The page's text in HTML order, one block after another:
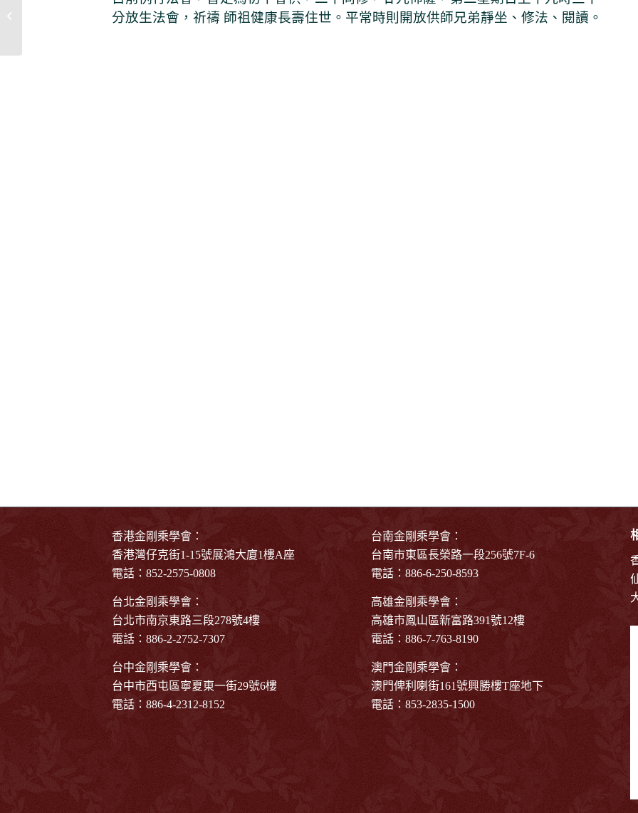
分放生法會，祈禱 師祖健康長壽住世。平常時則開放供師兄弟靜坐、修法、閱讀。
香港金剛乘學會：
香港灣仔克街1-15號展鴻大廈1樓A座
電話：852-2575-0808
台北金剛乘學會：
台北市南京東路三段278號4樓
電話：886-2-2752-7307
台中金剛乘學會：
台中市西屯區寧夏東一街29號6樓
電話：886-4-2312-8152
台南金剛乘學會：
台南市東區長榮路一段256號7F-6
電話：886-6-250-8593
高雄金剛乘學會：
高雄市鳳山區新富路391號12樓
電話：886-7-763-8190
澳門金剛乘學會：
澳門俾利喇街161號興勝樓T座地下
電話：853-2835-1500